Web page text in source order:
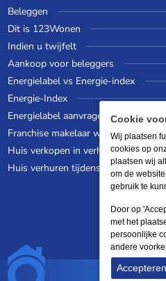
Beleggen
Dit is 123Wonen
Indien u twijfelt
Aankoop voor beleggers
Energielabel vs Energie-index
Energie-Index
Energielabel aanvragen
Franchise makelaar worden
Huis verkopen in verhuurde staat
Huis verhuren tijdens een wereldreis
Cookie
Wij plaatsen
cookies op
plaatsen wij
om de
gebruik te
Door op
met het
persoonlijke
andere
Accepteren